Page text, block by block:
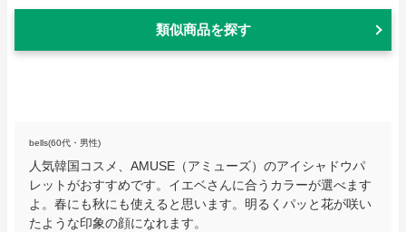
類似商品を探す
bells(60代・男性)
人気韓国コスメ、AMUSE（アミューズ）のアイシャドウパ
レットがおすすめです。イエベさんに合うカラーが選べます
よ。春にも秋にも使えると思います。明るくパッと花が咲い
たような印象の顔になれます。